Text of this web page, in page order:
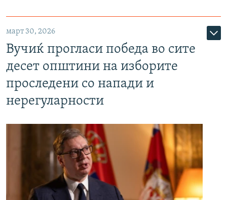
март 30, 2026
Вучиќ прогласи победа во сите
десет општини на изборите
проследени со напади и
нерегуларности